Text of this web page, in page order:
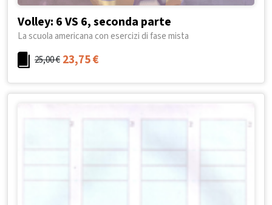
Volley: 6 VS 6, seconda parte
La scuola americana con esercizi di fase mista
25,00€ 23,75€